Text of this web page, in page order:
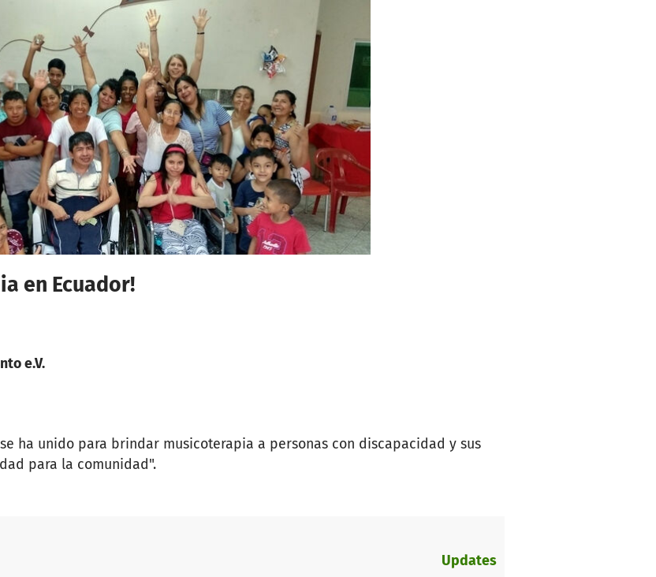
en Ecuador!
e.V.
ha unido para brindar musicoterapia a personas con discapacidad y sus
para la comunidad".
Updates